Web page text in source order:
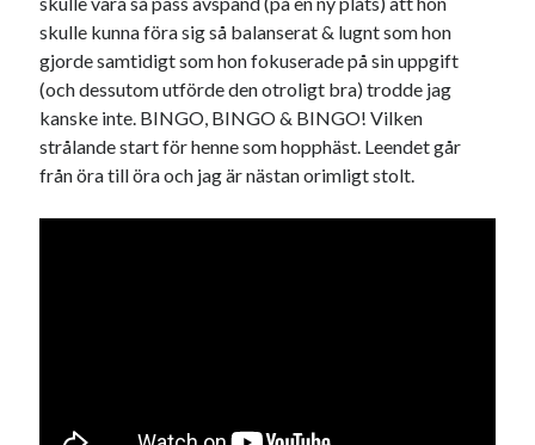
skulle kunna föra sig så balanserat & lugnt som hon
gjorde samtidigt som hon fokuserade på sin uppgift
(och dessutom utförde den otroligt bra) trodde jag
kanske inte. BINGO, BINGO & BINGO! Vilken
strålande start för henne som hopphäst. Leendet går
från öra till öra och jag är nästan orimligt stolt.